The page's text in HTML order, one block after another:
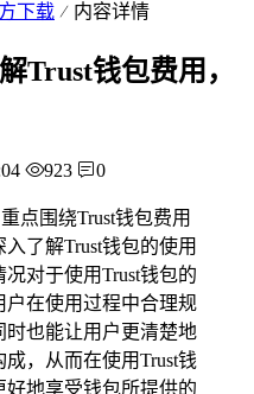
下载 内容详情
Trust钱包费用，
923 0
点围绕Trust钱包费用
了解Trust钱包的使用
对于使用Trust钱包的
户在使用过程中合理规
也能让用户更清楚地
，从而在使用Trust钱
地享受钱包所提供的